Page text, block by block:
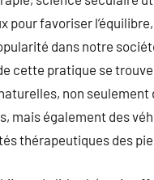
pour favoriser
dans notre
cette pratique se
non seulement
mais également des
thérapeutiques des